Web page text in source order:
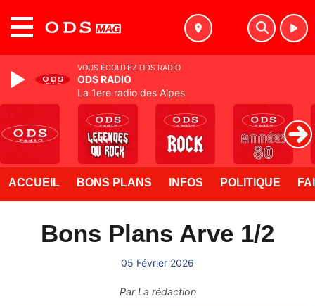
ACCUEIL BONS PLANS INFOS POLITIQUE
Bons Plans Arve 1/2
05 Février 2026
ParLa rédaction
VOUS ÉCOUTEZ ODS RADIO
ODS RADIO
La 1ere radio des Alpes